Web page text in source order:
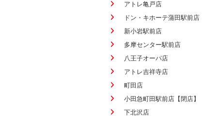
アトレ亀戸店
ドン・キホーテ蒲田駅前店
新小岩駅前店
多摩センター駅前店
八王子オーパ店
アトレ吉祥寺店
町田店
小田急町田駅前店【閉店】
下北沢店